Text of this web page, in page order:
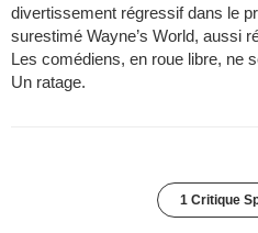
divertissement régressif dans le
surestimé Wayne’s World, aussi
Les comédiens, en roue libre, ne
Un ratage.
1 Critique